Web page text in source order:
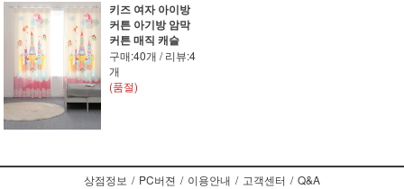
키즈 여자 아이방
커튼 아기방 암막
커튼 매직 캐슬
구매:40개 / 리뷰:4
개
(품절)
상점정보 / PC버젼 / 이용안내 / 고객센터 / Q&A